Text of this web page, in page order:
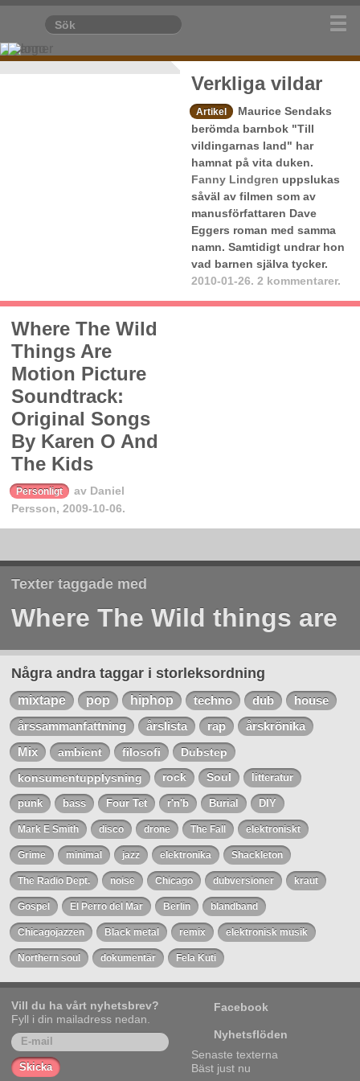
Verkliga vildar
Artikel
Maurice Sendaks
berömda barnbok "Till
vildingarnas land" har
hamnat på vita duken.
Fanny Lindgren uppslukas
såväl av filmen som av
manusförfattaren Dave
Eggers roman med samma
namn. Samtidigt undrar hon
vad barnen själva tycker.
2010-01-26. 2 kommentarer.
Where The Wild
Things Are
Motion Picture
Soundtrack:
Original Songs
By Karen O And
The Kids
Personligt av Daniel
Persson, 2009-10-06.
Texter taggade med
Where The Wild things are
Några andra taggar i storleksordning
mixtape pop hiphop techno dub house
årssammanfattning årslista rap
årskrönika
Mix
ambient filosofi
Dubstep
konsumentupplysning
rock Soul litteratur
punk bass Four Tet r'n'b Burial DIY
Mark E Smith disco drone The Fall elektroniskt
Grime minimal jazz elektronika Shackleton
The Radio Dept. noise Chicago dubversioner kraut
Gospel El Perro del Mar Berlin blandband
Chicagojazzen Black metal remix elektronisk musik
Northern soul dokumentär Fela Kuti
Vill du ha vårt nyhetsbrev?
Fyll i din mailadress nedan.
Facebook
Nyhetsflöden
Senaste texterna
Bäst just nu